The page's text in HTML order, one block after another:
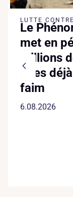
LUTTE
Le
met en
millions
filles
faim
6.08.2026